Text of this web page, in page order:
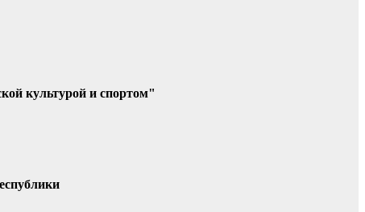
культурой и спортом"